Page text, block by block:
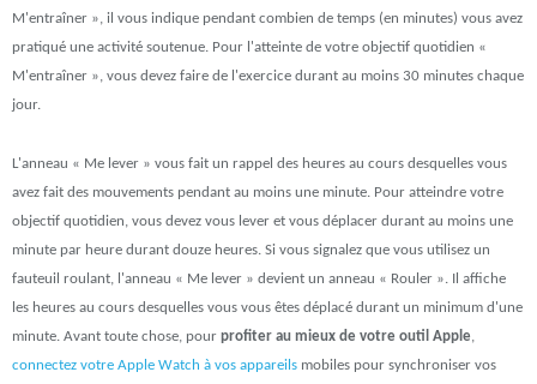
M'entraîner », il vous indique pendant combien de temps (en minutes) vous avez
pratiqué une activité soutenue. Pour l'atteinte de votre objectif quotidien «
M'entraîner », vous devez faire de l'exercice durant au moins 30 minutes chaque
jour.
L'anneau « Me lever » vous fait un rappel des heures au cours desquelles vous
avez fait des mouvements pendant au moins une minute. Pour atteindre votre
objectif quotidien, vous devez vous lever et vous déplacer durant au moins une
minute par heure durant douze heures. Si vous signalez que vous utilisez un
fauteuil roulant, l'anneau « Me lever » devient un anneau « Rouler ». Il affiche
les heures au cours desquelles vous vous êtes déplacé durant un minimum d'une
minute. Avant toute chose, pour profiter au mieux de votre outil Apple
connectez votre Apple Watch à vos appareils mobiles pour synchroniser vos